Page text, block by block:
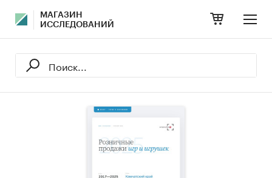
МАГАЗИН
ИССЛЕДОВАНИЙ